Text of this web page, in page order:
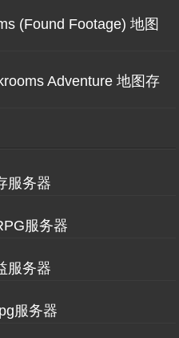
(Found Footage) 地图
Adventure 地图存
服务器
服务器
服务器
服务器